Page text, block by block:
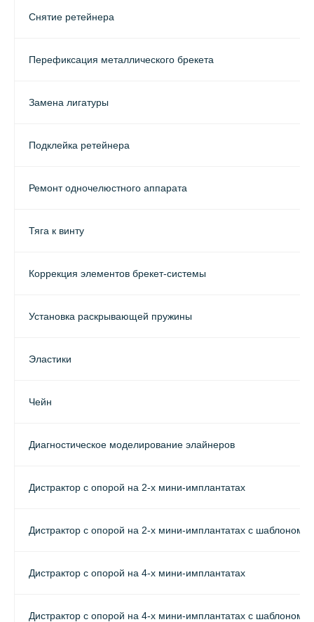
Снятие ретейнера
Перефиксация металлического брекета
Замена лигатуры
Подклейка ретейнера
Ремонт одночелюстного аппарата
Тяга к винту
Коррекция элементов брекет-системы
Установка раскрывающей пружины
Эластики
Чейн
Диагностическое моделирование элайнеров
Дистрактор с опорой на 2-х мини-имплантатах
Дистрактор с опорой на 2-х мини-имплантатах с шаблоном
Дистрактор с опорой на 4-х мини-имплантатах
Дистрактор с опорой на 4-х мини-имплантатах с шаблоном